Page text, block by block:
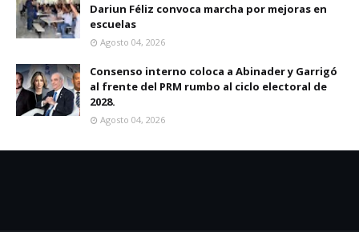
Dariun Féliz convoca marcha por mejoras en
escuelas
Agosto 04, 2026
Consenso interno coloca a Abinader y Garrigó
al frente del PRM rumbo al ciclo electoral de
2028.
Agosto 04, 2026